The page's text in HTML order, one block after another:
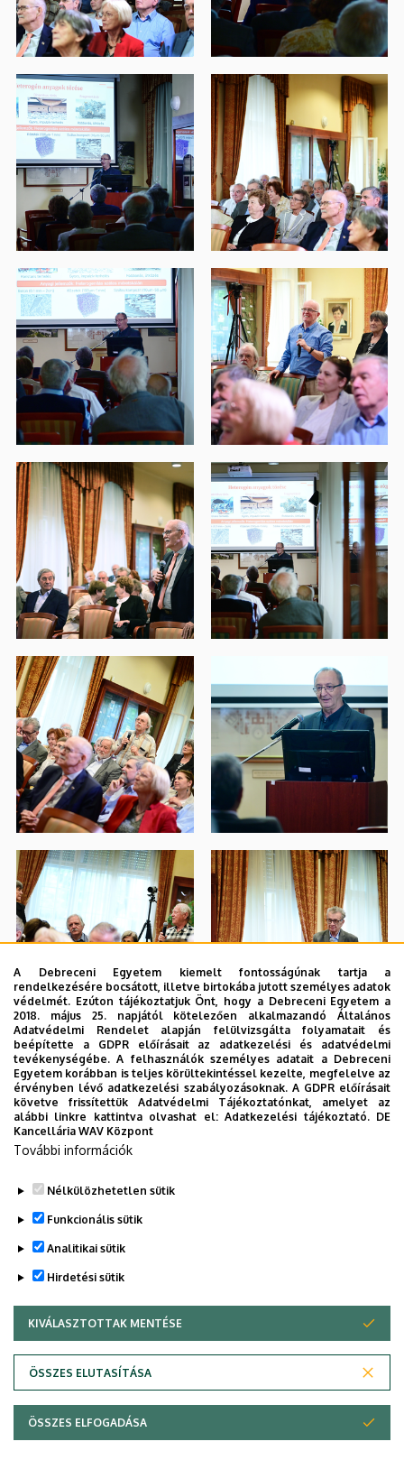
Adatvédelem
Szerzői jog © 2026 Unideb
A Debreceni Egyetem kiemelt fontosságúnak tartja a
rendelkezésére bocsátott, illetve birtokába jutott személyes adatok
védelmét. Ezúton tájékoztatjuk Önt, hogy a Debreceni Egyetem a
2018. május 25. napjától kötelezően alkalmazandó Általános
Adatvédelmi Rendelet alapján felülvizsgálta folyamatait és
beépítette a GDPR előírásait az adatkezelési és adatvédelmi
tevékenységébe. A felhasználók személyes adatait a Debreceni
Egyetem korábban is teljes körültekintéssel kezelte, megfelelve az
érvényben lévő adatkezelési szabályozásoknak. A GDPR előírásait
követve frissítettük Adatvédelmi Tájékoztatónkat, amelyet az
alábbi linkre kattintva olvashat el:Adatkezelési tájékoztató. DE
Kancellária WAV Központ
További információk
Nélkülözhetetlen sütik
Funkcionális sütik
Analitikai sütik
Hirdetési sütik
KIVÁLASZTOTTAK MENTÉSE
ÖSSZES ELUTASÍTÁSA
WITHDRAW CONSENT
ÖSSZES ELFOGADÁSA